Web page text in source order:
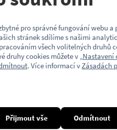
pro správné fungování webu a
stránek sdílíme s našimi
všech volitelných druhů
druhy cookies můžete v „Nastavení
. Více informací vZásadách
Odmítnout
Přijmout vše